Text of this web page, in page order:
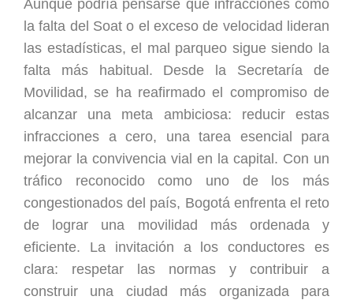
Aunque podría pensarse que infracciones como
la falta del Soat o el exceso de velocidad lideran
las estadísticas, el mal parqueo sigue siendo la
falta más habitual. Desde la Secretaría de
Movilidad, se ha reafirmado el compromiso de
alcanzar una meta ambiciosa: reducir estas
infracciones a cero, una tarea esencial para
mejorar la convivencia vial en la capital. Con un
tráfico reconocido como uno de los más
congestionados del país, Bogotá enfrenta el reto
de lograr una movilidad más ordenada y
eficiente. La invitación a los conductores es
clara: respetar las normas y contribuir a
construir una ciudad más organizada para